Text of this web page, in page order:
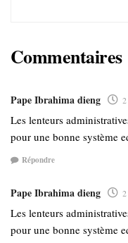
Commentaires
Pape Ibrahima dieng
Les lenteurs
pour une bonne système
Répondre
Pape Ibrahima dieng
Les lenteurs
pour une bonne système